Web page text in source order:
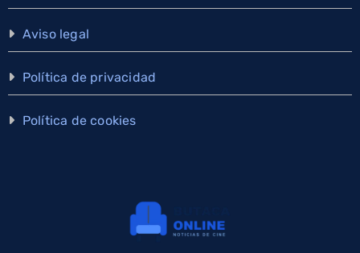
Aviso legal
Política de privacidad
Política de cookies